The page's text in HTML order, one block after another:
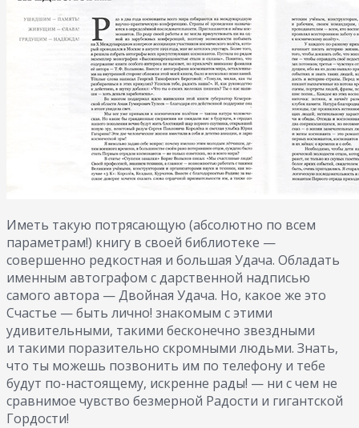
Иметь такую потрясающую (абсолютно по всем
параметрам!) книгу в своей библиотеке —
совершенно редкостная и большая Удача. Обладать
именным автографом с дарственной надписью
самого автора — Двойная Удача. Но, какое же это
Счастье — быть лично! знакомым с этими
удивительными, такими бесконечно звездными
и такими поразительно скромными людьми. Знать,
что ты можешь позвонить им по телефону и тебе
будут по-настоящему, искренне рады! — ни с чем не
сравнимое чувство безмерной Радости и гигантской
Гордости!